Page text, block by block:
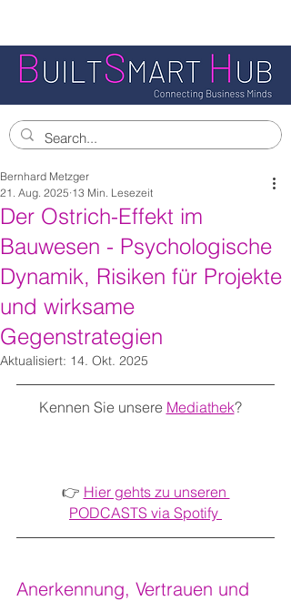
Der Ostrich-Effekt im
Bauwesen - Psychologische
Dynamik, Risiken für Projekte
und wirksame
Gegenstrategien
Bernhard Metzger
21. Aug. 2025 13 Min. Lesezeit
Aktualisiert: 14. Okt. 2025
Kennen Sie unsere Mediathek?
👉 Hier gehts zu unseren
PODCASTS via Spotify
Anerkennung, Vertrauen und